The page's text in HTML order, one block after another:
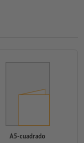
A5-cuadrado